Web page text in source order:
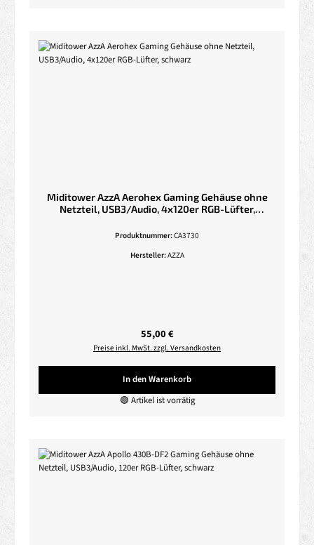
Miditower AzzA Aerohex Gaming Gehäuse ohne
Netzteil, USB3/Audio, 4x120er RGB-Lüfter,
Produktnummer:CA3730
Hersteller:AZZA
Regulärer Preis:
55,00 €
Preise inkl. MwSt. zzgl. Versandkosten
In den Warenkorb
🟢 Artikel ist vorrätig